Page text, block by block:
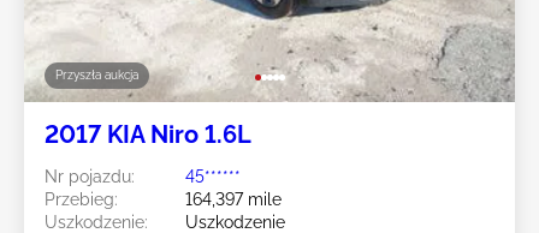
Przyszła aukcja
2017 KIA Niro 1.6L
Nr pojazdu:
45******
Przebieg:
164,397 mile
Uszkodzenie:
Uszkodzenie